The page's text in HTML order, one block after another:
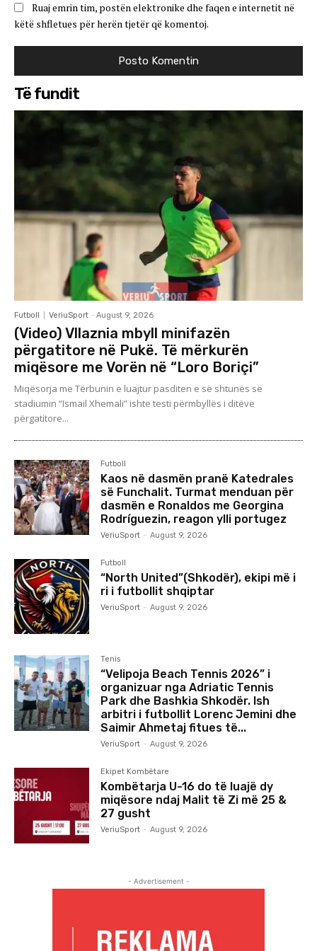
Ruaj emrin tim, postën elektronike dhe faqen e internetit në
këtë shfletues për herën tjetër që komentoj.
Të fundit
Futboll VeriuSport - August 9, 2026
(Video) Vllaznia mbyll minifazën
përgatitore në Pukë. Të mërkurën
miqësore me Vorën në “Loro Boriçi”
Miqësorja me Tërbunin e luajtur pasditen e së shtunës së
stadiumin “Ismail Xhemali” ishte testi përmbyllës i ditëve
përgatitore...
Futboll
Kaos në dasmën pranë Katedrales
së Funchalit. Turmat menduan për
dasmën e Ronaldos me Georgina
Rodríguezin, reagon ylli portugez
VeriuSport - August 9, 2026
Futboll
“North United”(Shkodër), ekipi më i
ri i futbollit shqiptar
VeriuSport - August 9, 2026
Tenis
“Velipoja Beach Tennis 2026” i
organizuar nga Adriatic Tennis
Park dhe Bashkia Shkodër. Ish
arbitri i futbollit Lorenc Jemini dhe
Saimir Ahmetaj fitues të...
VeriuSport - August 9, 2026
Ekipet Kombëtare
Kombëtarja U-16 do të luajë dy
miqësore ndaj Malit të Zi më 25 &
27 gusht
VeriuSport - August 9, 2026
- Advertisement -